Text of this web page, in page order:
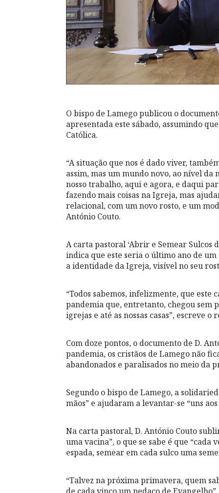
O bispo de Lamego publicou o
apresentada este sábado, assumindo
Católica.
“A situação que nos é dado viver,
assim, mas um mundo novo, ao nível da
nosso trabalho, aqui e agora, e daqui
fazendo mais coisas na Igreja, mas
relacional, com um novo rosto, e um
António Couto.
A carta pastoral ‘Abrir e Semear Sulcos
indica que este seria o último ano de
a identidade da Igreja, visível no seu
“Todos sabemos, infelizmente, que
pandemia que, entretanto, chegou sem
igrejas e até as nossas casas”, escreve o
Com doze pontos, o documento de D.
pandemia, os cristãos de Lamego não
abandonados e paralisados no meio da
Segundo o bispo de Lamego, a
mãos” e ajudaram a levantar-se “uns
Na carta pastoral, D. António Couto
uma vacina”, o que se sabe é que
espada, semear em cada sulco uma
“Talvez na próxima primavera, quem